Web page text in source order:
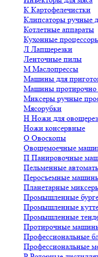
К Картофелечистки
Клипсаторы ручные
Котлетные аппараты
Кухонные
Л Лапшерезки
Ленточные пилы
М Маслопрессы
Машины для
Машины протирочно
Миксеры ручные
Мясорубки
Н Ножи для
Ножи консервные
О Овоскопы
Овощемоечные
П Панировочные
Пельменные
Перосъемные
Планетарные
Промышленные
Промышленные
Промышленные
Протирочные
Профессиональные
Профессиональные